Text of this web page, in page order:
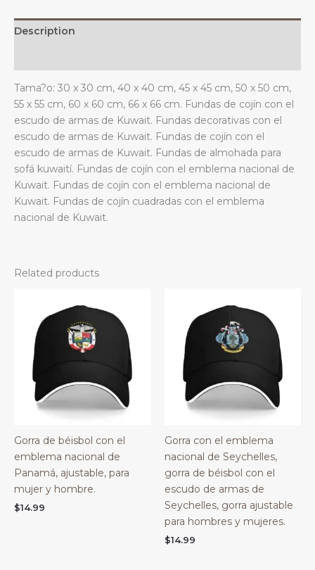
sofá,
dormitorio
sala
de
estar.
quantity
Description
Tama?o: 30 x 30 cm, 40 x 40 cm, 45 x 45 cm, 50 x 50 cm,
55 x 55 cm, 60 x 60 cm, 66 x 66 cm. Fundas de cojín con el
escudo de armas de Kuwait. Fundas decorativas con el
escudo de armas de Kuwait. Fundas de cojín con el
escudo de armas de Kuwait. Fundas de almohada para
sofá kuwaití. Fundas de cojín con el emblema nacional de
Kuwait. Fundas de cojín con el emblema nacional de
Kuwait. Fundas de cojín cuadradas con el emblema
nacional de Kuwait.
Related products
Gorra de béisbol con el
emblema nacional de
Panamá, ajustable, para
mujer y hombre.
$14.99
Gorra con el emblema
nacional de Seychelles,
gorra de béisbol con el
escudo de armas de
Seychelles, gorra ajustable
para hombres y mujeres.
$14.99